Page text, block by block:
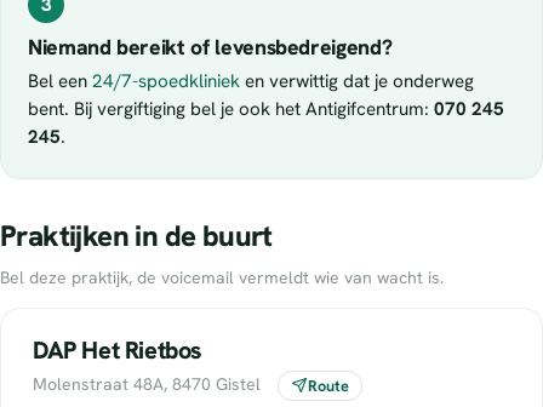
Niemand bereikt of levensbedreigend?
Bel een 24/7-spoedkliniek en verwittig dat je onderweg
bent. Bij vergiftiging bel je ook het Antigifcentrum: 070 245
245.
Praktijken in de buurt
Bel deze praktijk, de voicemail vermeldt wie van wacht is.
DAP Het Rietbos
Molenstraat 48A, 8470 Gistel Route